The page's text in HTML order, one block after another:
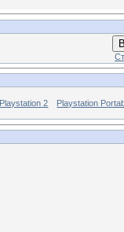
Playstation 2 Playstation